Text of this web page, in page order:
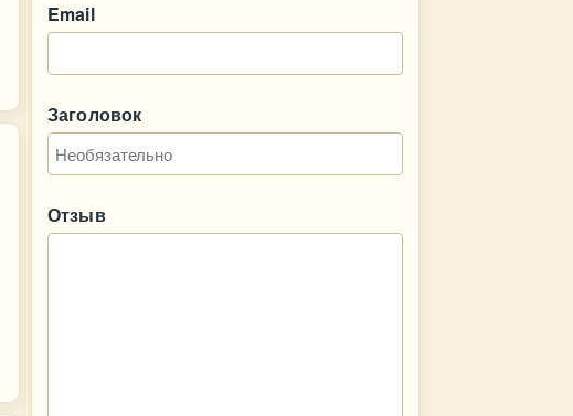
Email
Заголовок
Отзыв